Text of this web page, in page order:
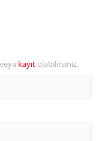
kayıt olabilirsiniz.